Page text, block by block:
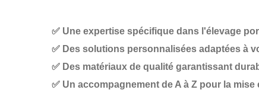
✅ Une expertise spécifique dans l'élevage
✅ Des solutions personnalisées adaptées à
✅ Des matériaux de qualité garantissant
✅ Un accompagnement de A à Z pour la